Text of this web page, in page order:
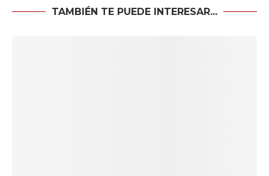
TAMBIÉN TE PUEDE INTERESAR...